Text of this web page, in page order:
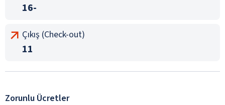
16-
Çıkış (Check-out)
11
Zorunlu Ücretler